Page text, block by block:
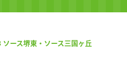
ース堺東・ソース三国ヶ丘